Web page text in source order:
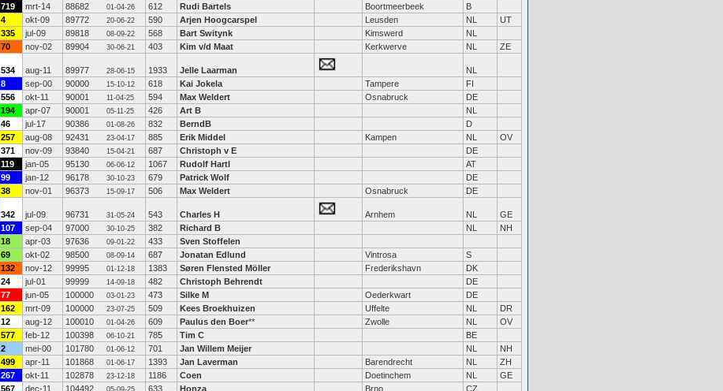
719 mrt-14 88682 01-04-26 612 Rudi Bartels Boortmeerbeek
B
4 okt-09 89772 20-06-22 590 Arjen Hoogcarspel Leusden NL
UT
335 jul-09 89818 08-09-22 568 Bart Switynk Kimswerd
NL
70 nov-02 89904 30-06-21 403 Kim v/d Maat Kerkwerve NL ZE
534 aug-11 89977 28-06-15 1933 Jelle Laarman
NL
8 sep-00 90000 15-10-12 618 Kai Jokela Tampere
FI
556 okt-11 90001 11-04-25 594 Max Weldert Osnabruck
DE
194 apr-07 90001 05-11-25 426 Art B
NL
46 jul-17 90386 01-08-26 832 BerndB
D
257 aug-08 92431 23-04-17 885 Erik Middel Kampen NL
OV
371 nov-09 93840 15-04-21 687 Christoph v E
DE
119 jan-05 95130 06-06-12 1067 Rudolf Hartl
AT
99 jan-12 96178 30-10-23 679 Patrick Wolf
DE
38 nov-01 96373 15-09-17 506 Max Weldert Osnabruck DE
342 jul-09 96731 31-05-24 543 Charles H Arnhem NL
GE
107 sep-04 97000 30-10-25 382 Richard B NL
NH
18 apr-03 97636 09-01-22 433
Sven Stoffelen
69 okt-02 98500 08-09-14 687 Jonatan Edlund Vintrosa
S
132 nov-12 99995 01-12-18 1383 Søren Flensted Möller Frederikshavn
DK
24 jul-01 99999 14-09-18 482 Christoph Behrendt
DE
77 jun-05 100000 03-01-23 473 Silke M Oederkwart
DE
162 mrt-09 100000 23-07-25 509 Kees Broekhuizen Uffelte NL
DR
12 aug-12 100010 01-04-26 609 Paulus den Boer** Zwolle NL
OV
577 feb-12 100398 06-10-21 785 Tim C
BE
2 mei-00 101780 01-06-12 701 Jan Willem Meijer NL
NH
499 apr-11 101868 01-06-17 1393 Jan Laverman Barendrecht NL
ZH
267 okt-11 102878 23-12-18 1186 Coen Doetinchem NL
GE
567 dec-11 104492 05-09-25 633 Honza Brno
CZ